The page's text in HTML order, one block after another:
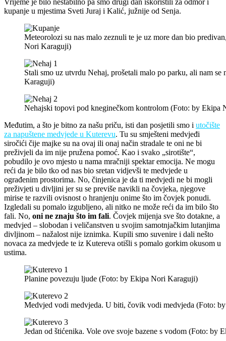
kupanje u mjestima Sveti Juraj i Kalić, južnije od Senja.
Meteorolozi su nas malo zeznuli te je uz more dan bio
Nori Karaguji)
Stali smo uz utvrdu Nehaj, prošetali malo po parku, ali nam
Karaguji)
Nehajski topovi pod kneginečkom kontrolom (Foto: by Ekipa
Međutim, a što je bitno za našu priču, isti dan posjetili smo i utočište
za napuštene medvjede u Kuterevu. Tu su smješteni medvjeđi
siročići čije majke su na ovaj ili onaj način stradale te oni ne bi
preživjeli da im nije pružena pomoć. Kao i svako „sirotište“,
pobudilo je ovo mjesto u nama mračniji spektar emocija. Ne mogu
reći da je bilo tko od nas bio sretan vidjevši te medvjede u
ograđenim prostorima. No, činjenica je da ti medvjedi ne bi mogli
preživjeti u divljini jer su se previše navikli na čovjeka, njegove
mirise te razvili ovisnost o hranjenju onime što im čovjek ponudi.
Izgledali su pomalo izgubljeno, ali nitko ne može reći da im bilo što
fali. No, oni ne znaju što im fali. Čovjek mijenja sve što dotakne, a
medvjed – slobodan i veličanstven u svojim samotnjačkim lutanjima
divljinom – nažalost nije iznimka. Kupili smo suvenire i dali nešto
novaca za medvjede te iz Kutereva otišli s pomalo gorkim okusom u
ustima.
Planine povezuju ljude (Foto: by Ekipa Nori Karaguji)
Medvjed vodi medvjeda. U biti, čovik vodi medvjeda (Foto:
Jedan od štićenika. Vole ove svoje bazene s vodom (Foto: by